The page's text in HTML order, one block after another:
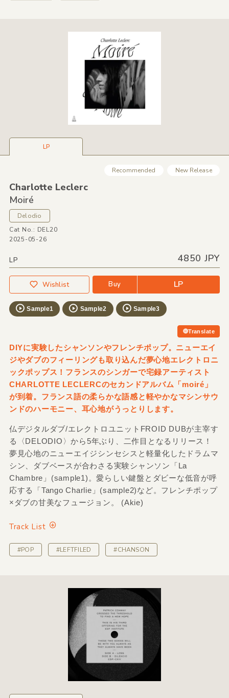
LP
Recommended New Release
Charlotte Leclerc
Moiré
Delodio
Cat No.: DEL20
2025-05-26
LP 4850 JPY
Wishlist Buy LP
Sample1 Sample2 Sample3
Translate
DIYに実験したシャンソンやフレンチポップ。ニューエイ
ジやダブのフィーリングも取り込んだ夢心地エレクトロニ
ックポップス！フランスのシンガーで宅録アーティスト
CHARLOTTE LECLERCのセカンドアルバム「moiré」
が到着。フランス語の柔らかな語感と軽やかなマシンサウ
ンドのハーモニー、耳心地がうっとりします。
仏デジタルダブ/エレクトロユニットFROID DUBが主宰す
る〈DELODIO〉から5年ぶり、二作目となるリリース！
夢見心地のニューエイジシンセシスと軽量化したドラムマ
シン、ダブベースが合わさる実験シャンソン「La
Chambre」(sample1)。愛らしい鍵盤とダビーな低音が呼
応する「Tango Charlie」(sample2)など。フレンチポップ
×ダブの甘美なフュージョン。 (Akie)
Track List
#POP #LEFTFILED #CHANSON